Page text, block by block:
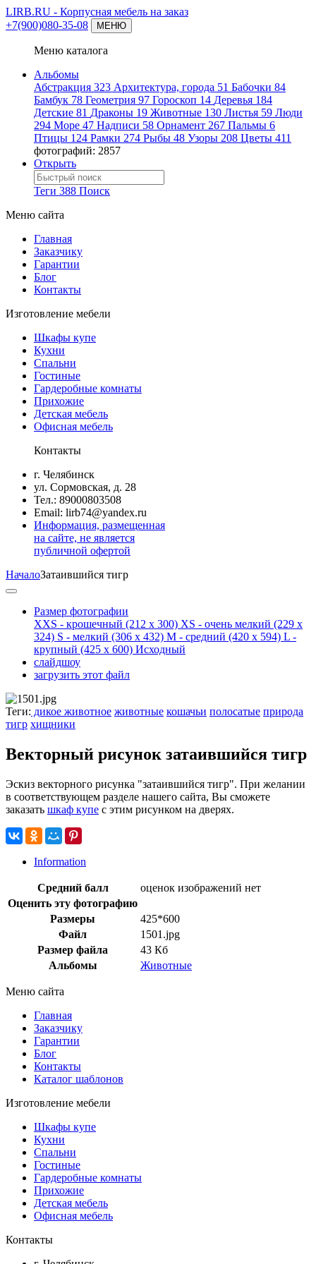
LIRB.RU - Корпусная мебель на заказ
+7(900)080-35-08
МЕНЮ
Меню каталога
Альбомы
Абстракция 323 Архитектура, города 51 Бабочки 84
Бамбук 78 Геометрия 97 Гороскоп 14 Деревья 184
Детские 81 Драконы 19 Животные 130 Листья 59 Люди
294 Море 47 Надписи 58 Орнамент 267 Пальмы 6
Птицы 124 Рамки 274 Рыбы 48 Узоры 208 Цветы 411
фотографий: 2857
Открыть
Теги 388 Поиск
Меню сайта
Главная
Заказчику
Гарантии
Блог
Контакты
Изготовление мебели
Шкафы купе
Кухни
Спальни
Гостиные
Гардеробные комнаты
Прихожие
Детская мебель
Офисная мебель
Контакты
г. Челябинск
ул. Сормовская, д. 28
Тел.: 89000803508
Email: lirb74@yandex.ru
Информация, размещенная
на сайте, не является
публичной офертой
НачалоЗатаившийся тигр
Размер фотографии
XXS - крошечный (212 x 300) XS - очень мелкий (229 x
324) S - мелкий (306 x 432) M - средний (420 x 594) L -
крупный (425 x 600) Исходный
слайдшоу
загрузить этот файл
Теги: дикое животное животные кошачьи полосатые природа
тигр хищники
Векторный рисунок затаившийся тигр
Эскиз векторного рисунка "затаившийся тигр". При желании
в соответствующем разделе нашего сайта, Вы сможете
заказать шкаф купе с этим рисунком на дверях.
Information
Средний балл
оценок изображений нет
Оценить эту фотографию
Размеры
425*600
Файл
1501.jpg
Размер файла
43 Кб
Альбомы
Животные
Меню сайта
Главная
Заказчику
Гарантии
Блог
Контакты
Каталог шаблонов
Изготовление мебели
Шкафы купе
Кухни
Спальни
Гостиные
Гардеробные комнаты
Прихожие
Детская мебель
Офисная мебель
Контакты